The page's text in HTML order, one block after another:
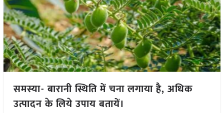
समस्या- बारानी स्थिति में चना लगाया है, अधिक
उत्पादन के लिये उपाय बतायें।